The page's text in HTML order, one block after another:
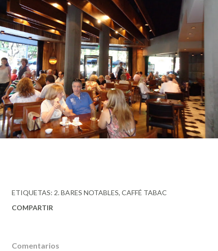
ETIQUETAS: 2. BARES NOTABLES CAFFÉ TABAC
COMPARTIR
Comentarios